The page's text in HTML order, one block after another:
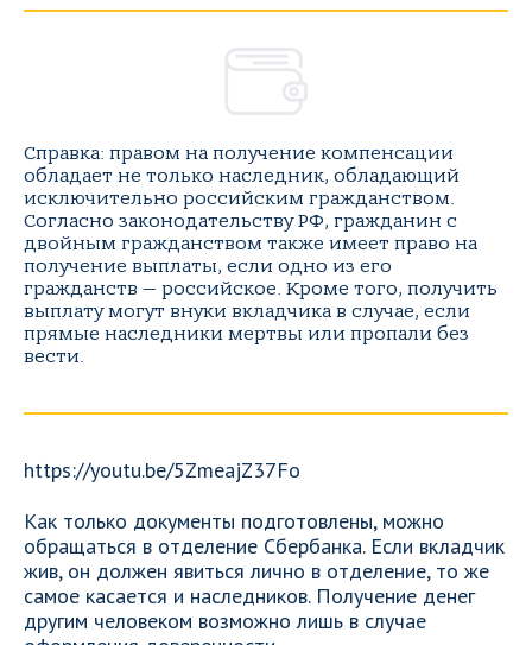
Справка: правом на получение компенсации
обладает не только наследник, обладающий
исключительно российским гражданством.
Согласно законодательству РФ, гражданин с
двойным гражданством также имеет право на
получение выплаты, если одно из его
гражданств — российское. Кроме того, получить
выплату могут внуки вкладчика в случае, если
прямые наследники мертвы или пропали без
вести.
https://youtu.be/5ZmeajZ37Fo
Как только документы подготовлены, можно
обращаться в отделение Сбербанка. Если вкладчик
жив, он должен явиться лично в отделение, то же
самое касается и наследников. Получение денег
другим человеком возможно лишь в случае